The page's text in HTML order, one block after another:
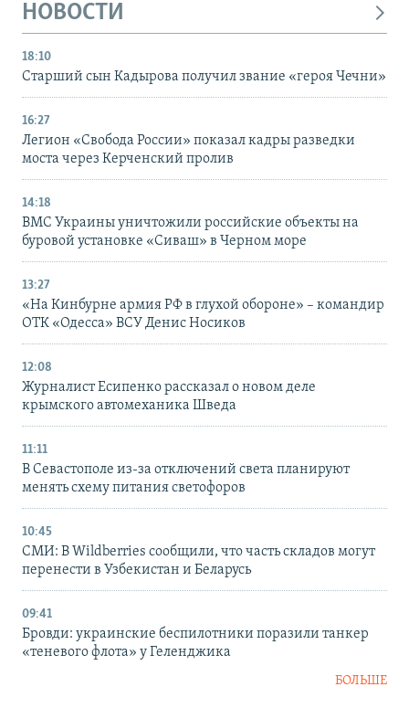
НОВОСТИ
18:10
Старший сын Кадырова получил звание «героя Чечни»
16:27
Легион «Свобода России» показал кадры разведки
моста через Керченский пролив
14:18
ВМС Украины уничтожили российские объекты на
буровой установке «Сиваш» в Черном море
13:27
«На Кинбурне армия РФ в глухой обороне» – командир
ОТК «Одесса» ВСУ Денис Носиков
12:08
Журналист Есипенко рассказал о новом деле
крымского автомеханика Шведа
11:11
В Севастополе из-за отключений света планируют
менять схему питания светофоров
10:45
СМИ: В Wildberries сообщили, что часть складов могут
перенести в Узбекистан и Беларусь
09:41
Бровди: украинские беспилотники поразили танкер
«теневого флота» у Геленджика
БОЛЬШЕ